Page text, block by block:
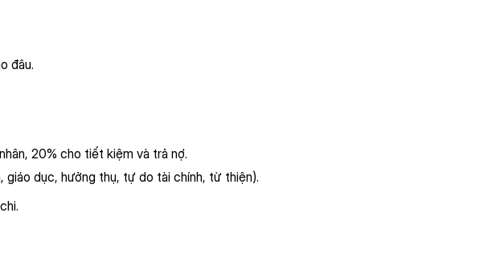
đâu.
20% cho tiết kiệm và trả nợ.
dục, hưởng thụ, tự do tài chính, từ thiện).